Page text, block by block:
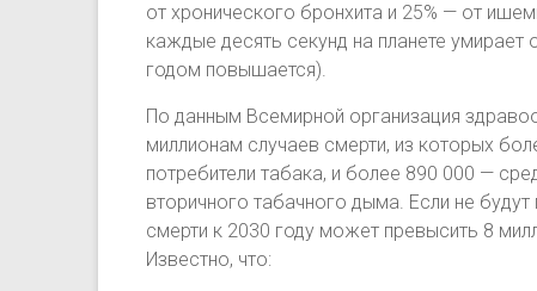
от хронического бронхита и 25% — от
каждые десять секунд на планете
годом повышается).
По данным Всемирной организация
миллионам случаев смерти, из которых
потребители табака, и более 890 000 —
вторичного табачного дыма. Если не
смерти к 2030 году может превысить 8
Известно, что: